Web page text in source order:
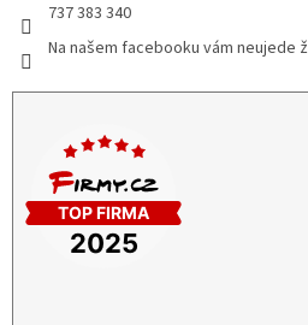
737 383 340
Na našem facebooku vám neujede